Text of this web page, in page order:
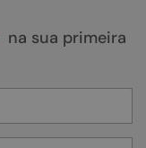
na sua primeira